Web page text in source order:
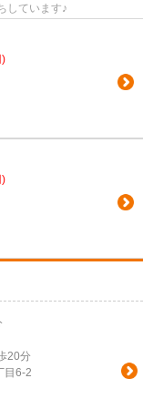
しています♪
)
)
20分
目6-2